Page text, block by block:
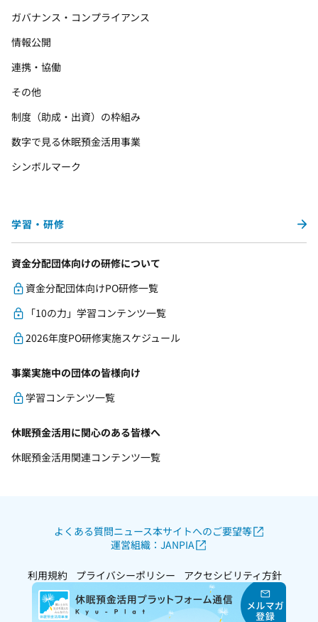
ガバナンス・コンプライアンス
情報公開
連携・協働
その他
制度（助成・出資）の枠組み
数字で見る休眠預金活用事業
シンボルマーク
学習・研修
資金分配団体向けの研修について
資金分配団体向けPO研修一覧
「10の力」学習コンテンツ一覧
2026年度PO研修実施スケジュール
事業実施中の団体の皆様向け
学習コンテンツ一覧
休眠預金活用に関心のある皆様へ
休眠預金活用関連コンテンツ一覧
よくある質問ニュース本サイトへのご要望等
運営組織：JANPIA
利用規約 プライバシーポリシー アクセシビリティ方針